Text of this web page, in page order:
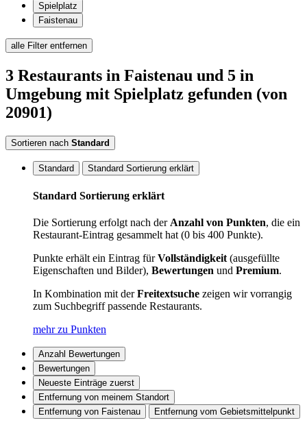
Spielplatz
Faistenau
alle Filter entfernen
3 Restaurants in Faistenau und 5 in
Umgebung mit Spielplatz gefunden (von
20901)
Sortieren nach Standard
Standard Standard Sortierung erklärt
Standard Sortierung erklärt
Die Sortierung erfolgt nach derAnzahl von Punkten, die ein
Restaurant-Eintrag gesammelt hat (0 bis 400 Punkte).
Punkte erhält ein Eintrag fürVollständigkeit(ausgefüllte
Eigenschaften und Bilder), Bewertungen und Premium.
In Kombination mit derFreitextsuche zeigen wir vorrangig
zum Suchbegriff passende Restaurants.
mehr zu Punkten
Anzahl Bewertungen
Bewertungen
Neueste Einträge zuerst
Entfernung von meinem Standort
Entfernung von Faistenau
Entfernung vom Gebietsmittelpunkt